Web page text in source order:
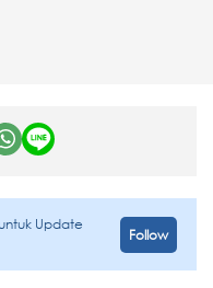
Update
Follow